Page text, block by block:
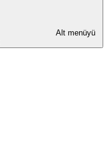
Alt menüyü